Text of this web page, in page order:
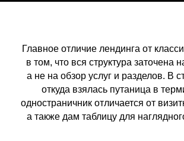
Главное отличие лендинга от
в том, что вся структура заточена
а не на обзор услуг и разделов. В
откуда взялась путаница в
одностраничник отличается от
а также дам таблицу для